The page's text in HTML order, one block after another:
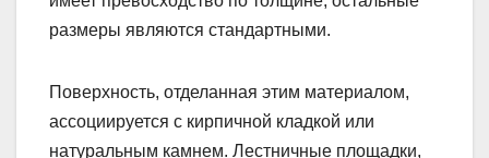
размеры являются стандартными.
Поверхность, отделанная этим материалом,
ассоциируется с кирпичной кладкой или
натуральным камнем. Лестничные площадки,